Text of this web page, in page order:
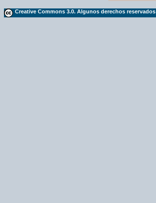
Creative Commons 3.0. Algunos derechos reservados